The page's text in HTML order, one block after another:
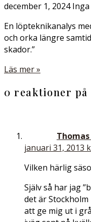
december 1, 2024
En löpteknikanalys
och orka längre
skador.”
Läs mer »
0 reaktioner på
Thomas
januari 31, 2013
Vilken härlig
Själv så har jag
det är
att ge mig ut i